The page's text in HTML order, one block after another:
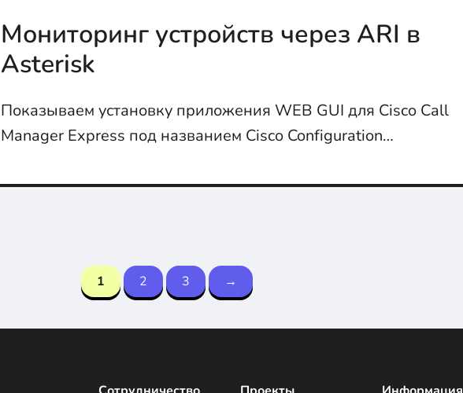
Мониторинг устройств через ARI в
Asterisk
Показываем установку приложения WEB GUI для Cisco Call
Manager Express под названием Cisco Configuration
1 2 3 →